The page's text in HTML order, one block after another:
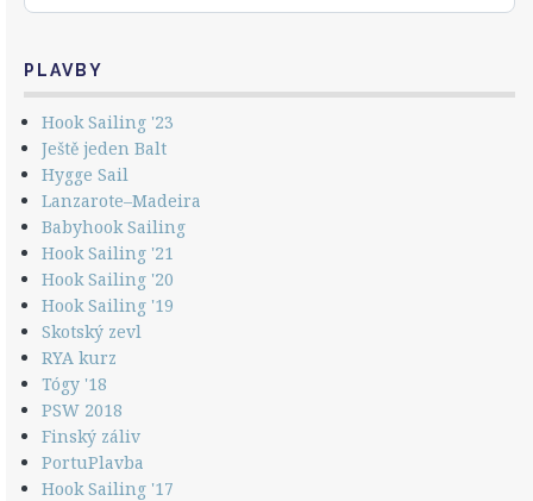
PLAVBY
Hook Sailing '23
Ještě jeden Balt
Hygge Sail
Lanzarote–Madeira
Babyhook Sailing
Hook Sailing '21
Hook Sailing '20
Hook Sailing '19
Skotský zevl
RYA kurz
Tógy '18
PSW 2018
Finský záliv
PortuPlavba
Hook Sailing '17